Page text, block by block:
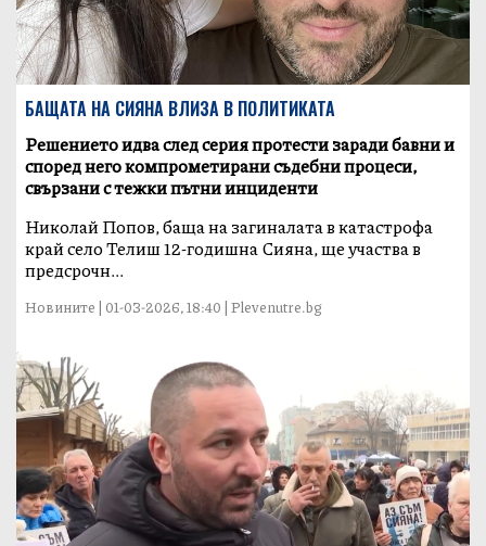
БАЩАТА НА СИЯНА ВЛИЗА В ПОЛИТИКАТА
Решението идва след серия протести заради бавни и
според него компрометирани съдебни процеси,
свързани с тежки пътни инциденти
Николай Попов, баща на загиналата в катастрофа
край село Телиш 12-годишна Сияна, ще участва в
предсрочн...
Новините | 01-03-2026, 18:40 | Plevenutre.bg